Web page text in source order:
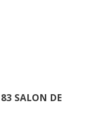
SALON DE